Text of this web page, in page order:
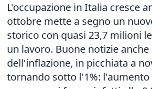
L'occupazione in Italia cresce
ottobre mette a segno un
storico con quasi 23,7 milioni
un lavoro. Buone notizie
dell'inflazione, in picchiata a
tornando sotto l'1%: l'aumento